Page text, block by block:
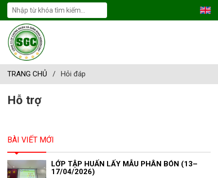
TRANG CHỦ / Hỏi đáp
Hỗ trợ
BÀI VIẾT MỚI
LỚP TẬP HUẤN LẤY MẪU PHÂN BÓN (13–
17/04/2026)